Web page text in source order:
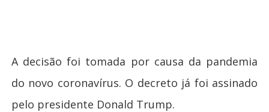
A decisão foi tomada por causa da pandemia
do novo coronavírus. O decreto já foi assinado
pelo presidente Donald Trump.